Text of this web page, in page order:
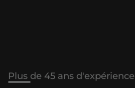
Plus de 45 ans d'expérience